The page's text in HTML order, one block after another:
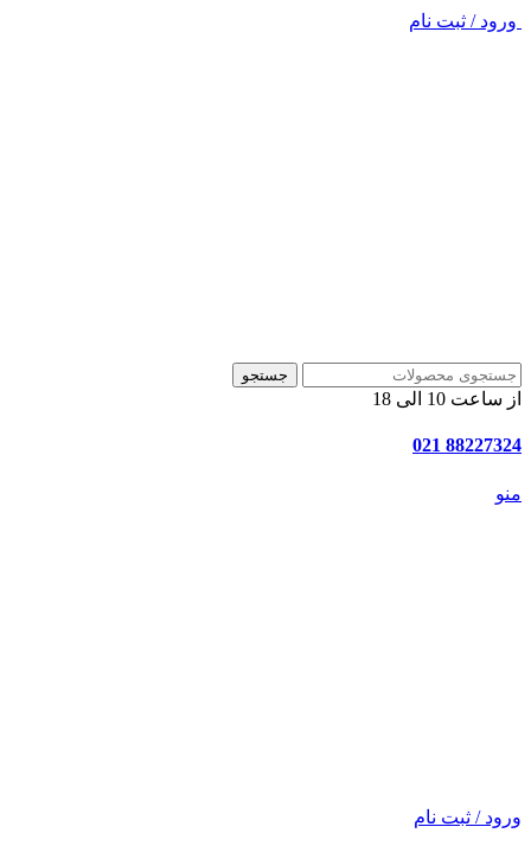
ورود / ثبت نام
جستجو
از ساعت 10 الی 18
88227324 021
منو
ورود / ثبت نام